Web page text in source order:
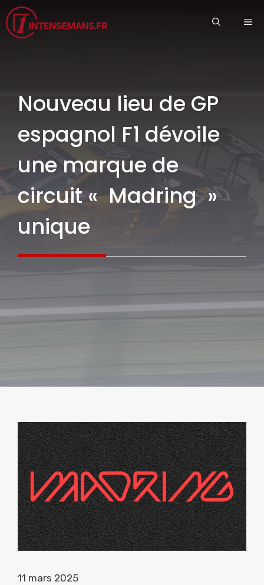
Aller
au
contenu
Nouveau lieu de GP
espagnol F1 dévoile
une marque de
circuit « Madring »
unique
11 mars 2025